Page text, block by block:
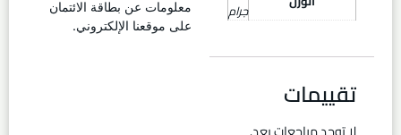
جرام
تقييمات
معلومات عن بطاقة الائتمان
على موقعنا الإلكتروني.